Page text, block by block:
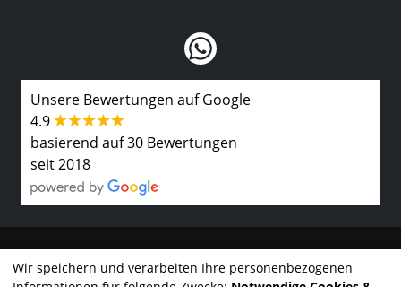
Unsere Bewertungen auf Google
4.9
basierend auf 30 Bewertungen
seit 2018
Kontakt
Wir speichern und verarbeiten Ihre personenbezogenen